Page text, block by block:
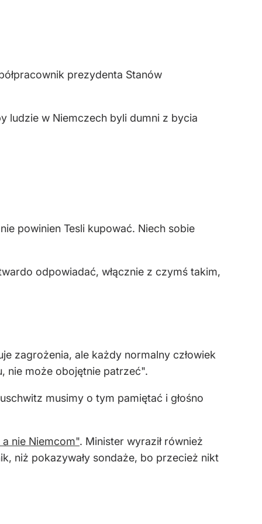
prezydenta Stanów
ludzie w Niemczech byli dumni z bycia
powinien Tesli kupować. Niech sobie
odpowiadać, włącznie z czymś takim,
zagrożenia, ale każdy normalny człowiek
nie może obojętnie patrzeć".
musimy o tym pamiętać i głośno
nie Niemcom". Minister wyraził również
niż pokazywały sondaże, bo przecież nikt